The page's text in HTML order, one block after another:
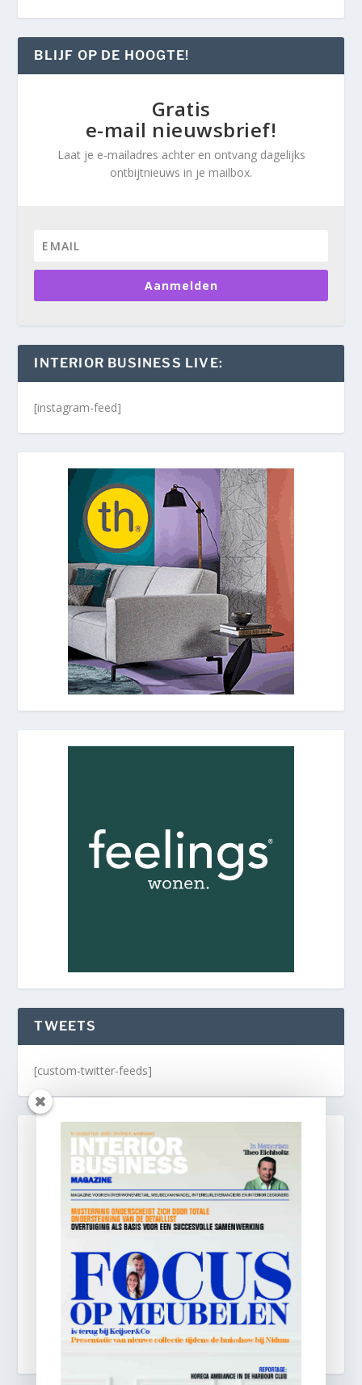
BLIJF OP DE HOOGTE!
Gratis
e-mail nieuwsbrief!
Laat je e-mailadres achter en ontvang dagelijks
ontbijtnieuws in je mailbox.
Aanmelden
INTERIOR BUSINESS LIVE:
[instagram-feed]
TWEETS
[custom-twitter-feeds]